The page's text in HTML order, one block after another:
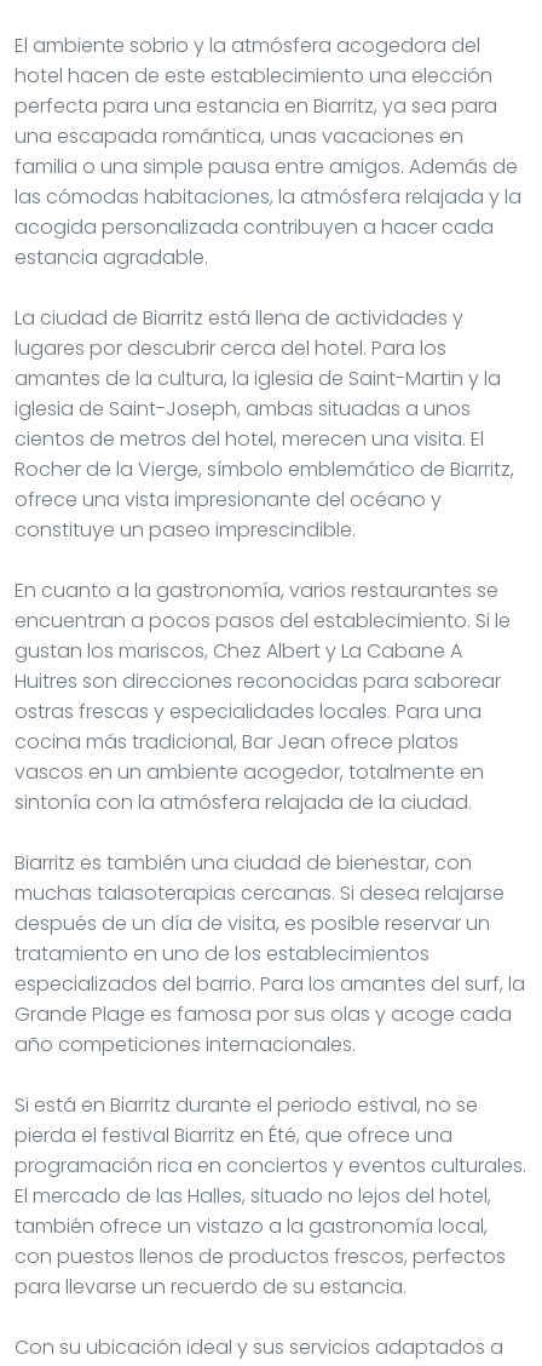
El ambiente sobrio y la atmósfera acogedora del
hotel hacen de este establecimiento una elección
perfecta para una estancia en Biarritz, ya sea para
una escapada romántica, unas vacaciones en
familia o una simple pausa entre amigos. Además de
las cómodas habitaciones, la atmósfera relajada y la
acogida personalizada contribuyen a hacer cada
estancia agradable.
La ciudad de Biarritz está llena de actividades y
lugares por descubrir cerca del hotel. Para los
amantes de la cultura, la iglesia de Saint-Martin y la
iglesia de Saint-Joseph, ambas situadas a unos
cientos de metros del hotel, merecen una visita. El
Rocher de la Vierge, símbolo emblemático de Biarritz,
ofrece una vista impresionante del océano y
constituye un paseo imprescindible.
En cuanto a la gastronomía, varios restaurantes se
encuentran a pocos pasos del establecimiento. Si le
gustan los mariscos, Chez Albert y La Cabane A
Huitres son direcciones reconocidas para saborear
ostras frescas y especialidades locales. Para una
cocina más tradicional, Bar Jean ofrece platos
vascos en un ambiente acogedor, totalmente en
sintonía con la atmósfera relajada de la ciudad.
Biarritz es también una ciudad de bienestar, con
muchas talasoterapias cercanas. Si desea relajarse
después de un día de visita, es posible reservar un
tratamiento en uno de los establecimientos
especializados del barrio. Para los amantes del surf, la
Grande Plage es famosa por sus olas y acoge cada
año competiciones internacionales.
Si está en Biarritz durante el periodo estival, no se
pierda el festival Biarritz en Été, que ofrece una
programación rica en conciertos y eventos culturales.
El mercado de las Halles, situado no lejos del hotel,
también ofrece un vistazo a la gastronomía local,
con puestos llenos de productos frescos, perfectos
para llevarse un recuerdo de su estancia.
Con su ubicación ideal y sus servicios adaptados a